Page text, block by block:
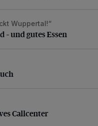
– und gutes Essen
Wuppertal!“
– und gutes Essen
Callcenter
Callcenter